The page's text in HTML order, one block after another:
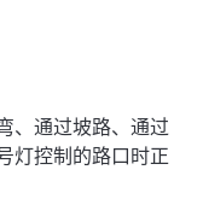
、通过坡路、通过
灯控制的路口时正